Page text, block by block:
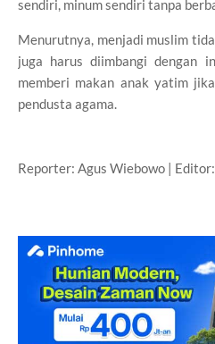
sendiri, minum sendiri tanpa
Menurutnya, menjadi muslim
juga harus diimbangi dengan
memberi makan anak yatim
pendusta agama.
Reporter: Agus Wiebowo |